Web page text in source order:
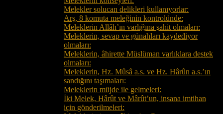
Melekler solucan delikleri kullanıyorlar:
Arş, 8 komuta meleğinin kontrolünde:
Meleklerin Allâh’ın varlığına şahit olmaları:
Meleklerin, sevap ve günahları kaydediyor
olmaları:
Meleklerin, âhirette Müslüman varlıklara destek
olmaları:
Meleklerin, Hz. Mûsâ a.s. ve Hz. Hârûn a.s.’ın
sandığını taşımaları:
Meleklerin müjde ile gelmeleri:
İki Melek, Hârût ve Mârût’un, insana imtihan
için gönderilmeleri: